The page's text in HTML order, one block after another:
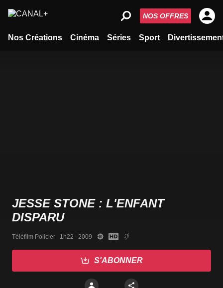
Nos Créations Cinéma Séries Sport
NOS OFFRES
JESSE STONE : L'ENFANT
DISPARU
Téléfilm Policier   1h22   2009
S'ABONNER